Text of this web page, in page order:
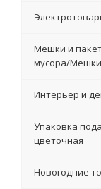
Мешки и
мусора/
Интерьер и
Упаковка
цветочная
Новогодние